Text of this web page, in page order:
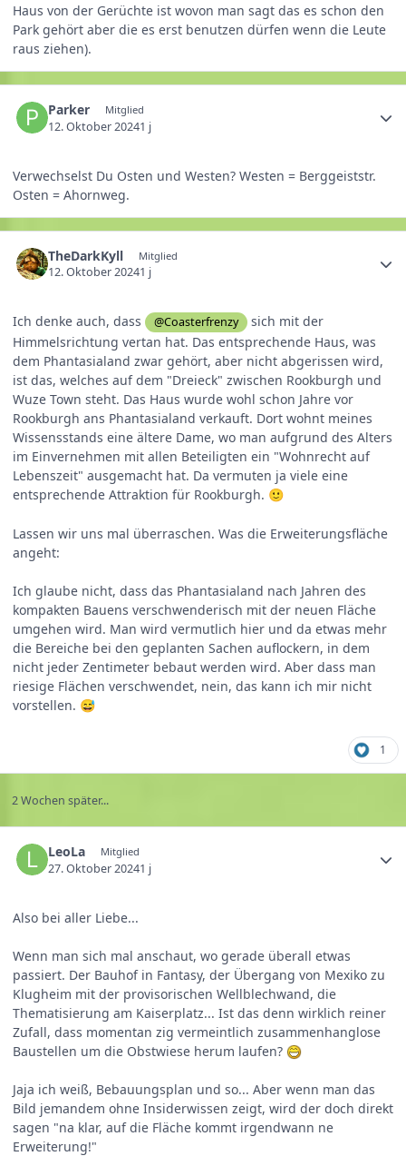
Haus von der Gerüchte ist wovon man sagt das es schon den
Park gehört aber die es erst benutzen dürfen wenn die Leute
raus ziehen).
Parker Mitglied
12. Oktober 20241 j
Verwechselst Du Osten und Westen? Westen = Berggeiststr.
Osten = Ahornweg.
TheDarkKyll Mitglied
12. Oktober 20241 j
Ich denke auch, dass @Coasterfrenzy
sich mit der
Himmelsrichtung vertan hat. Das entsprechende Haus, was
dem Phantasialand zwar gehört, aber nicht abgerissen wird,
ist das, welches auf dem "Dreieck" zwischen Rookburgh und
Wuze Town steht. Das Haus wurde wohl schon Jahre vor
Rookburgh ans Phantasialand verkauft. Dort wohnt meines
Wissensstands eine ältere Dame, wo man aufgrund des Alters
im Einvernehmen mit allen Beteiligten ein "Wohnrecht auf
Lebenszeit" ausgemacht hat. Da vermuten ja viele eine
entsprechende Attraktion für Rookburgh. 🙂
Lassen wir uns mal überraschen. Was die Erweiterungsfläche
angeht:
Ich glaube nicht, dass das Phantasialand nach Jahren des
kompakten Bauens verschwenderisch mit der neuen Fläche
umgehen wird. Man wird vermutlich hier und da etwas mehr
die Bereiche bei den geplanten Sachen auflockern, in dem
nicht jeder Zentimeter bebaut werden wird. Aber dass man
riesige Flächen verschwendet, nein, das kann ich mir nicht
vorstellen. 😅
1
2 Wochen später...
LeoLa Mitglied
27. Oktober 20241 j
Also bei aller Liebe...
Wenn man sich mal anschaut, wo gerade überall etwas
passiert. Der Bauhof in Fantasy, der Übergang von Mexiko zu
Klugheim mit der provisorischen Wellblechwand, die
Thematisierung am Kaiserplatz... Ist das denn wirklich reiner
Zufall, dass momentan zig vermeintlich zusammenhanglose
Baustellen um die Obstwiese herum laufen?
Jaja ich weiß, Bebauungsplan und so... Aber wenn man das
Bild jemandem ohne Insiderwissen zeigt, wird der doch direkt
sagen "na klar, auf die Fläche kommt irgendwann ne
Erweiterung!"